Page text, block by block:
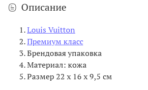
Описание
Louis Vuitton
Премиум класс
Брендовая упаковка
Материал: кожа
Размер 22 х 16 х 9,5 см